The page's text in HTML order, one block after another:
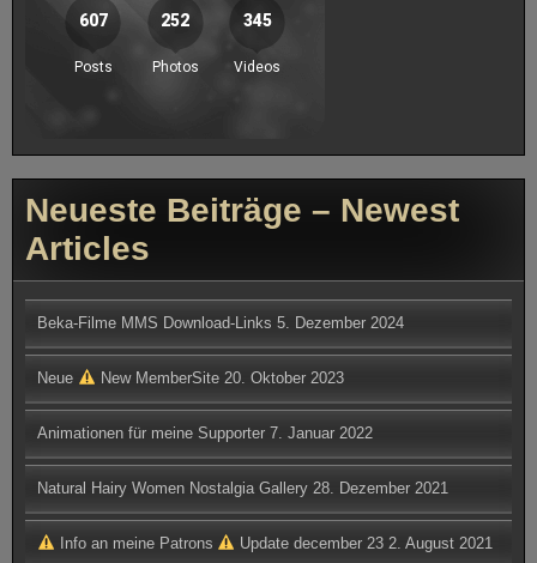
Neueste Beiträge – Newest
Articles
Beka-Filme MMS Download-Links 5. Dezember 2024
Neue New MemberSite 20. Oktober 2023
Animationen für meine Supporter 7. Januar 2022
Natural Hairy Women Nostalgia Gallery 28. Dezember 2021
Info an meine Patrons Update december 23 2. August 2021